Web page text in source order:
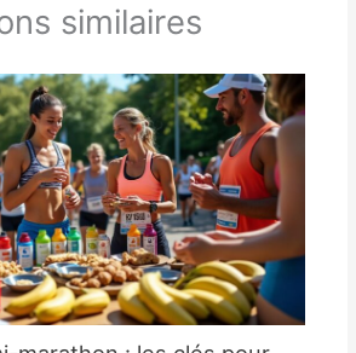
similaires